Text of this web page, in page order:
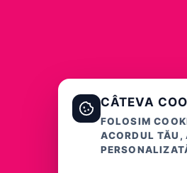
CÂTEVA
FOLOSIM
ACORDUL